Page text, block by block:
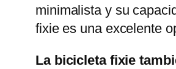
minimalista y su
fixie es una excelente
La bicicleta fixie